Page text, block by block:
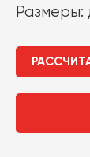
Размеры: